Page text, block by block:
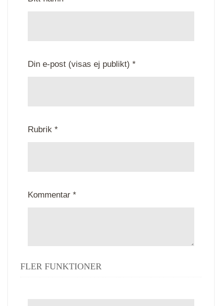
Din e-post (visas ej publikt) *
Rubrik *
Kommentar *
FLER FUNKTIONER